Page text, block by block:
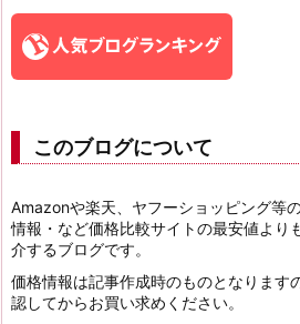
このブログについて
Amazonや楽天、ヤフーショッピング等
情報・など価格比較サイトの最安値より
介するブログです。
価格情報は記事作成時のものとなります
認してからお買い求めください。